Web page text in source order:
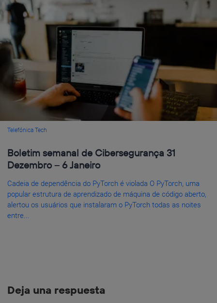
Telefónica Tech
Boletim semanal de Cibersegurança 31
Dezembro – 6 Janeiro
Cadeia de dependência do PyTorch é violada O PyTorch, uma
popular estrutura de aprendizado de máquina de código aberto,
alertou os usuários que instalaram o PyTorch todas as noites
entre...
Deja una respuesta